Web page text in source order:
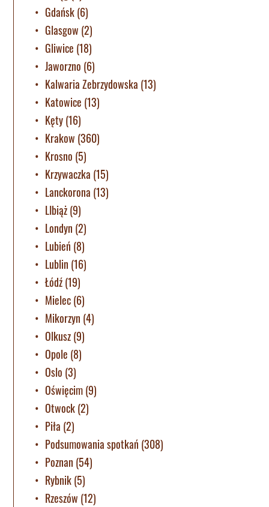
Gdańsk(6)
Glasgow (2)
Gliwice (18)
Jaworzno (6)
Kalwaria Zebrzydowska (13)
Katowice (13)
Kęty(16)
Krakow (360)
Krosno (5)
Krzywaczka (15)
Lanckorona (13)
LIbiąż(9)
Londyn (2)
Lubień (8)
Lublin (16)
Łódź(19)
Mielec(6)
Mikorzyn (4)
Olkusz(9)
Opole (8)
Oslo (3)
Oświęcim(9)
Otwock(2)
Piła (2)
Podsumowania spotkań (308)
Poznan (54)
Rybnik(5)
Rzeszów (12)